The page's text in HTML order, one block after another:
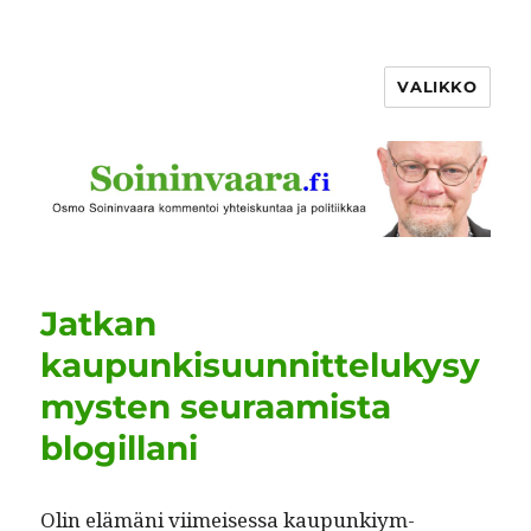
VALIKKO
Jatkan
kaupunkisuunnittelukysy
mysten seuraamista
blogillani
Olin elämäni viimeises­sa kaupunkiym­